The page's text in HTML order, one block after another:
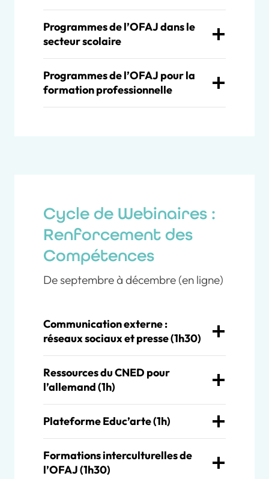
Programmes de l’OFAJ dans le
secteur scolaire
Programmes de l’OFAJ pour la
formation professionnelle
Cycle de Webinaires :
Renforcement des
Compétences
De septembre à décembre (en ligne)
Communication externe :
réseaux sociaux et presse (1h30)
Ressources du CNED pour
l’allemand (1h)
Plateforme Educ’arte (1h)
Formations interculturelles de
l’OFAJ (1h30)